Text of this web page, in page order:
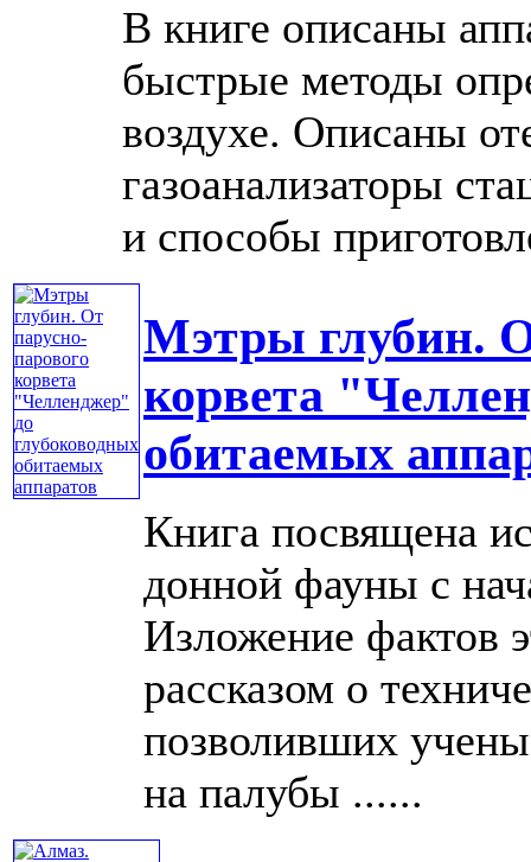
В книге описаны
быстрые методы
воздухе. Описаны
газоанализаторы
и способы
Мэтры глубин.
корвета
обитаемых
Книга посвящена
донной фауны с
Изложение фактов
рассказом о
позволивших
на палубы ......